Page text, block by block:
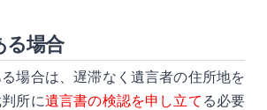
る場合
場合は、遅滞なく遺言者の住所地を
所に遺言書の検認を申し立て る必要